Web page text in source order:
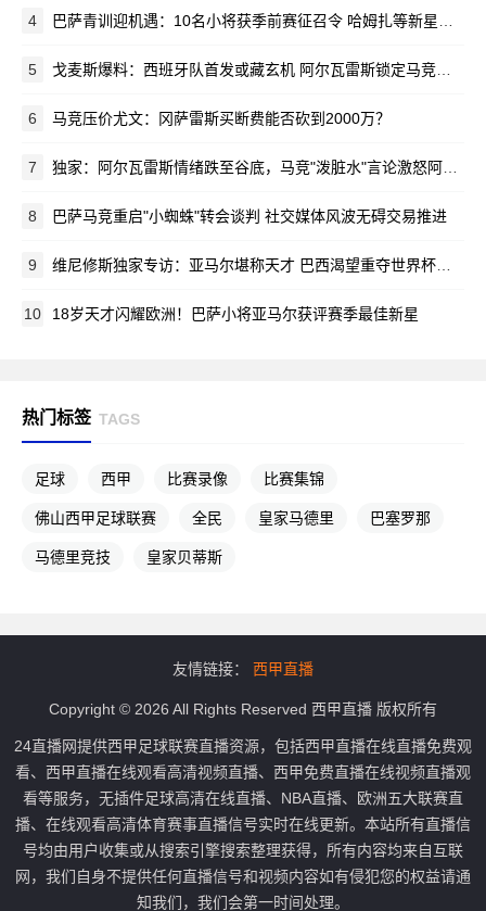
4 巴萨青训迎机遇：10名小将获季前赛征召令 哈姆扎等新星在列
5 戈麦斯爆料：西班牙队首发或藏玄机 阿尔瓦雷斯锁定马竞新赛季蓝图
6 马竞压价尤文：冈萨雷斯买断费能否砍到2000万？
7 独家：阿尔瓦雷斯情绪跌至谷底，马竞"泼脏水"言论激怒阿根廷新星
8 巴萨马竞重启"小蜘蛛"转会谈判 社交媒体风波无碍交易推进
9 维尼修斯独家专访：亚马尔堪称天才 巴西渴望重夺世界杯荣耀
10 18岁天才闪耀欧洲！巴萨小将亚马尔获评赛季最佳新星
热门标签 TAGS
足球 西甲 比赛录像 比赛集锦
佛山西甲足球联赛 全民 皇家马德里 巴塞罗那
马德里竞技 皇家贝蒂斯
友情链接： 西甲直播
Copyright © 2026 All Rights Reserved 西甲直播 版权所有
24直播网提供西甲足球联赛直播资源，包括西甲直播在线直播免费观
看、西甲直播在线观看高清视频直播、西甲免费直播在线视频直播观
看等服务，无插件足球高清在线直播、NBA直播、欧洲五大联赛直
播、在线观看高清体育赛事直播信号实时在线更新。本站所有直播信
号均由用户收集或从搜索引擎搜索整理获得，所有内容均来自互联
网，我们自身不提供任何直播信号和视频内容如有侵犯您的权益请通
知我们，我们会第一时间处理。